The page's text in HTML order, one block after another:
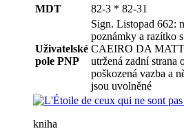
MDT
82-3 * 82-31
Uživatelské
pole PNP
Sign. Listopad 662:
poznámky a razítko
CAEIRO DA
utržená zadní strana
poškozená vazba a
jsou uvolněné
kniha